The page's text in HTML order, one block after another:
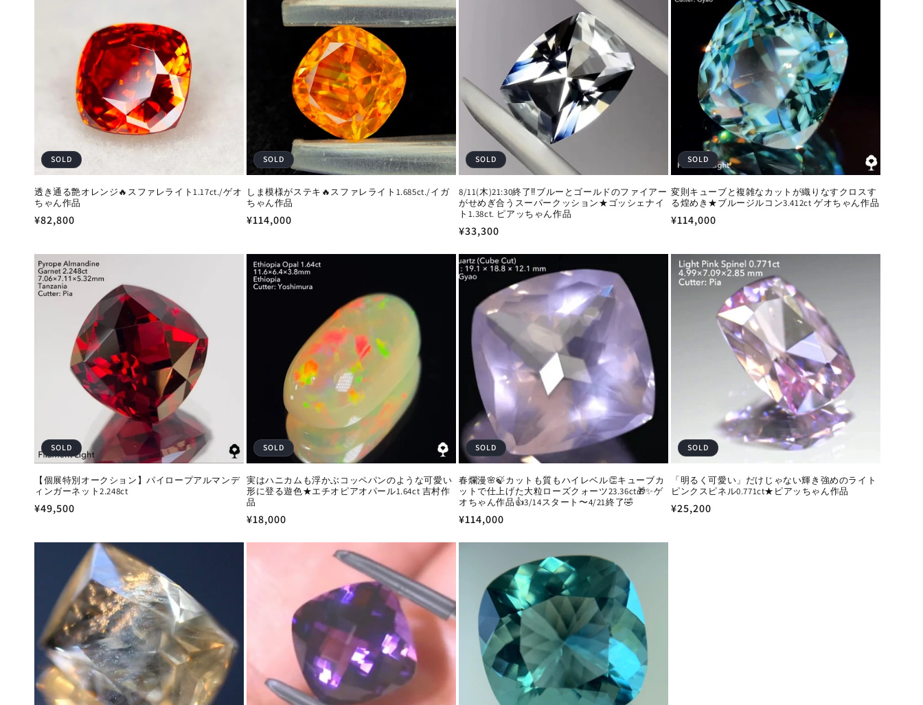
SOLD
透き通る艶オレンジ🔥スファレライト1.17ct./ゲオ
ちゃん作品
通
価
格
¥82,800
SOLD
しま模様がステキ🔥スファレライト1.685ct./イガ
ちゃん作品
通
価
格
¥114,000
SOLD
8/11(木)21:30終了‼️ブルーとゴールドのファイアー
がせめぎ合うスーパークッション★ゴッシェナイ
ト1.38ct. ピアッちゃん作品
通
価
格
¥33,300
SOLD
変則キューブと複雑なカットが織りなすクロスす
る煌めき★ブルージルコン3.412ct ゲオちゃん作品
通
価
格
¥114,000
SOLD
【個展特別オークション】パイロープアルマンデ
ィンガーネット2.248ct
通
価
¥49,500
SOLD
実はハニカムも浮かぶコッペパンのような可愛い
形に登る遊色★エチオピアオパール1.64ct 吉村作
品
通
¥18,000
SOLD
春爛漫🌸🍃カットも質もハイレベル👏キューブカ
ットで仕上げた大粒ローズクォーツ23.36ct🎁✨ゲ
オちゃん作品👍3/14スタート〜4/21終了🤣
通
¥114,000
SOLD
「明るく可愛い」だけじゃない輝き強めのライト
ピンクスピネル0.771ct★ピアッちゃん作品
通
¥25,200